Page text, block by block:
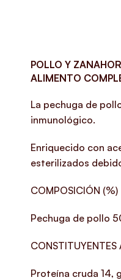
POLLO Y
ALIMENTO
La pechuga de
inmunológico.
Enriquecido con
esterilizados
COMPOSICIÓN (%)
Pechuga de pollo
Proteína cruda 14,